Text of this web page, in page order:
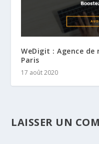
WeDigit : Agence
Paris
17 août 2020
LAISSER UN